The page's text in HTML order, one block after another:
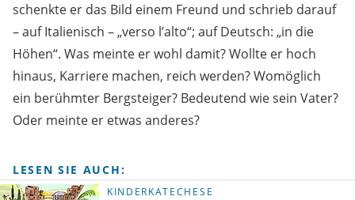
schenkte er das Bild einem Freund und schrieb darauf
– auf Italienisch – „verso l’alto“; auf Deutsch: „in die
Höhen“. Was meinte er wohl damit? Wollte er hoch
hinaus, Karriere machen, reich werden? Womöglich
ein berühmter Bergsteiger? Bedeutend wie sein Vater?
Oder meinte er etwas anderes?
LESEN SIE AUCH:
KINDERKATECHESE